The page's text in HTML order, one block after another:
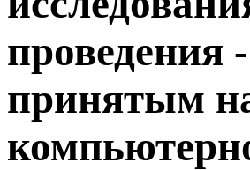
проведения
принятым